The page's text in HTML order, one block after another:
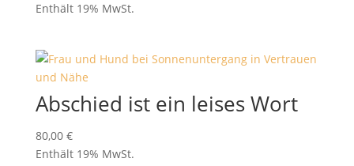
Enthält 19% MwSt.
Abschied ist ein leises Wort
80,00 €
Enthält 19% MwSt.